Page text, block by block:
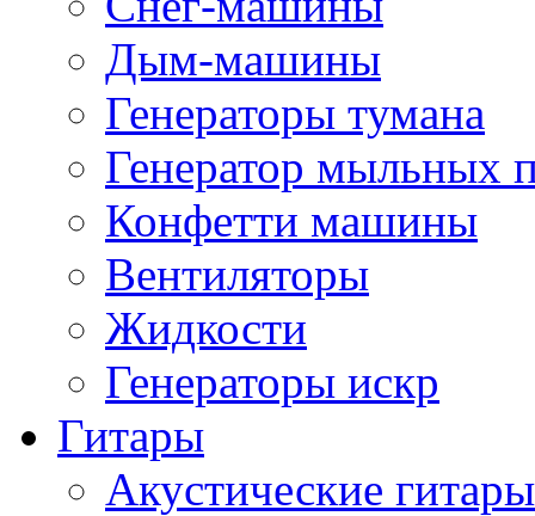
Дым-машины
Генераторы тумана
Генератор мыльных
Конфетти машины
Вентиляторы
Жидкости
Генераторы искр
Гитары
Акустические гитары